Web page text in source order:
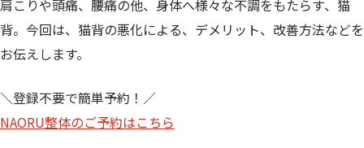
肩こりや頭痛、腰痛の他、身体へ様々な不調をもたらす、猫
背。今回は、猫背の悪化による、デメリット、改善方法などを
お伝えします。
＼登録不要で簡単予約！／
NAORU整体のご予約はこちら